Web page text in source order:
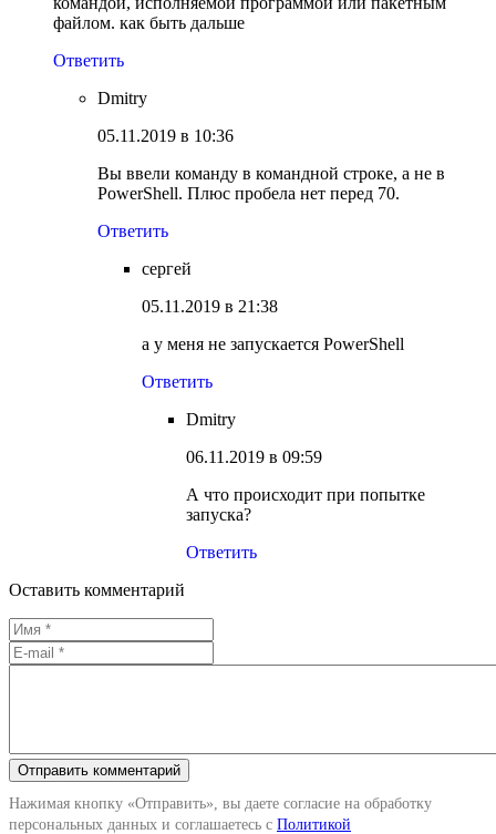
файлом. как быть дальше
Ответить
Dmitry
05.11.2019 в 10:36
Вы ввели команду в командной строке, а не в
PowerShell. Плюс пробела нет перед 70.
Ответить
сергей
05.11.2019 в 21:38
а у меня не запускается PowerShell
Ответить
Dmitry
06.11.2019 в 09:59
А что происходит при попытке
запуска?
Ответить
Оставить комментарий
Нажимая кнопку «Отправить», вы даете согласие на обработку
персональных данных и соглашаетесь с Политикой